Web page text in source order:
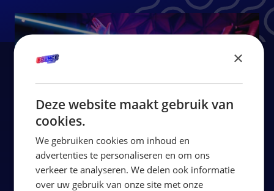
×
Deze website maakt gebruik van
cookies.
We gebruiken cookies om inhoud en
advertenties te personaliseren en om ons
verkeer te analyseren. We delen ook informatie
over uw gebruik van onze site met onze